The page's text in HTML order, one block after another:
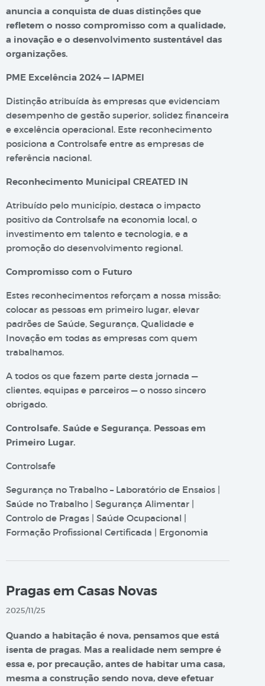
anuncia a conquista de duas distinções que
refletem o nosso compromisso com a qualidade,
a inovação e o desenvolvimento sustentável das
organizações.
PME Excelência 2024 — IAPMEI
Distinção atribuída às empresas que evidenciam
desempenho de gestão superior, solidez financeira
e excelência operacional. Este reconhecimento
posiciona a Controlsafe entre as empresas de
referência nacional.
Reconhecimento Municipal CREATED IN
Atribuído pelo município, destaca o impacto
positivo da Controlsafe na economia local, o
investimento em talento e tecnologia, e a
promoção do desenvolvimento regional.
Compromisso com o Futuro
Estes reconhecimentos reforçam a nossa missão:
colocar as pessoas em primeiro lugar, elevar
padrões de Saúde, Segurança, Qualidade e
Inovação em todas as empresas com quem
trabalhamos.
A todos os que fazem parte desta jornada —
clientes, equipas e parceiros — o nosso sincero
obrigado.
Controlsafe. Saúde e Segurança. Pessoas em
Primeiro Lugar.
Controlsafe
Segurança no Trabalho – Laboratório de Ensaios |
Saúde no Trabalho | Segurança Alimentar |
Controlo de Pragas | Saúde Ocupacional |
Formação Profissional Certificada | Ergonomia
Pragas em Casas Novas
2025/11/25
Quando a habitação é nova, pensamos que está
isenta de pragas. Mas a realidade nem sempre é
essa e, por precaução, antes de habitar uma casa,
mesma a construção sendo nova, deve efetuar